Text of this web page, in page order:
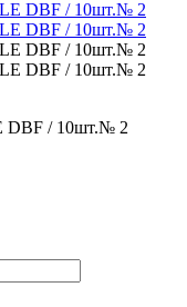
DBF / 10шт.№ 2